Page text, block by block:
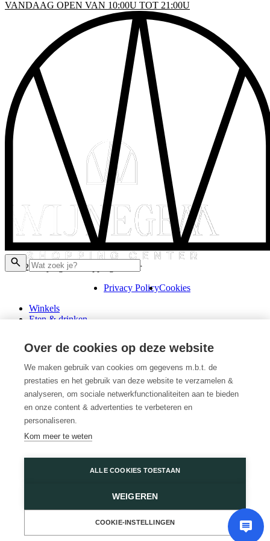
VANDAAG OPEN VAN 10:00U TOT 21:00U
© 2026 Wijnegem Shopping Center
Privacy PolicyCookies
Winkels
Eten & drinken
Schenk een cadeaubon
Over ons
Wini’s
Plattegrond
Diensten
Promoties
Huur een winkel
Veelgestelde vragen
Wijnegem Shopping Center
Contacteer ons
& DRINKEN
INFO
Over de cookies op deze website
We maken gebruik van cookies om gegevens m.b.t. de
prestaties en het gebruik van deze website te verzamelen &
analyseren, om sociale netwerkfunctionaliteiten aan te bieden
en onze content & advertenties te verbeteren en
personaliseren.
Kom meer te weten
ALLE COOKIES TOESTAAN
WEIGEREN
COOKIE-INSTELLINGEN